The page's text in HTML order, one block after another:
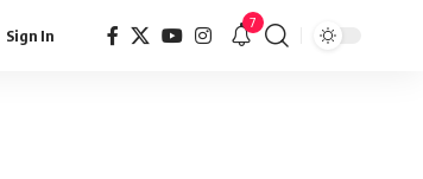
Sign In
7